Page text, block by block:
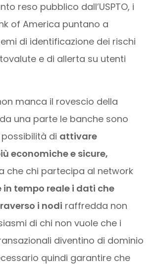
reso pubblico dall’USPTO, i
of America puntano a
di identificazione dei rischi
e di allerta su utenti
manca il rovescio della
una parte le banche sono
di attivare
economiche e sicure,
che chi partecipa al network
in tempo reale i dati che
i nodi raffredda non
di chi non vuole che i
diventino di dominio
quindi garantire che